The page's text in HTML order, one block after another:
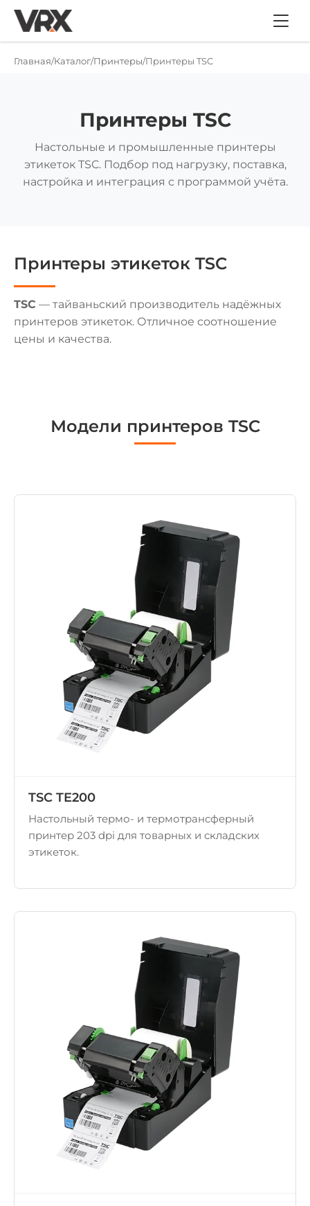
Главная Каталог Принтеры Принтеры TSC
Принтеры TSC
Настольные и промышленные принтеры
этикеток TSC. Подбор под нагрузку, поставка,
настройка и интеграция с программой учёта.
Принтеры этикеток TSC
TSC — тайваньский производитель надёжных
принтеров этикеток. Отличное соотношение
цены и качества.
Модели принтеров TSC
TSC TE200
Настольный термо- и термотрансферный
принтер 203 dpi для товарных и складских
этикеток.